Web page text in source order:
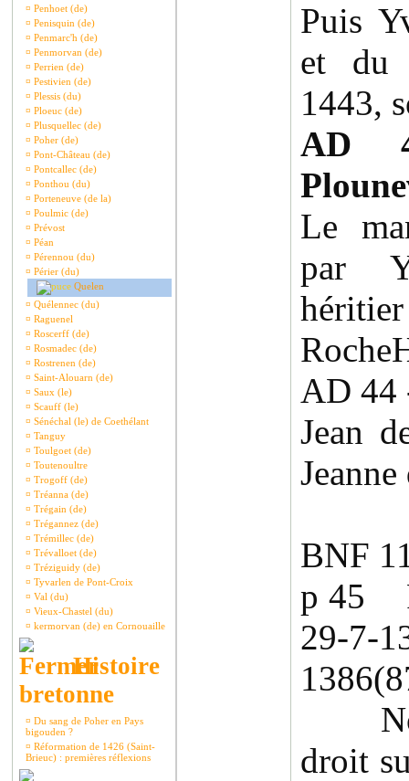
¤ Penhoet (de)
¤ Penisquin (de)
¤ Penmarc'h (de)
¤ Penmorvan (de)
¤ Perrien (de)
¤ Pestivien (de)
¤ Plessis (du)
¤ Ploeuc (de)
¤ Plusquellec (de)
¤ Poher (de)
¤ Pont-Château (de)
¤ Pontcallec (de)
¤ Ponthou (du)
¤ Porteneuve (de la)
¤ Poulmic (de)
¤ Prévost
¤ Péan
¤ Pérennou (du)
¤ Périer (du)
Quelen
¤ Quélennec (du)
¤ Raguenel
¤ Roscerff (de)
¤ Rosmadec (de)
¤ Rostrenen (de)
¤ Saint-Alouarn (de)
¤ Saux (le)
¤ Scauff (le)
¤ Sénéchal (le) de Coethélant
¤ Tanguy
¤ Toulgoet (de)
¤ Toutenoultre
¤ Trogoff (de)
¤ Tréanna (de)
¤ Trégain (de)
¤ Trégannez (de)
¤ Trémillec (de)
¤ Trévalloet (de)
¤ Tréziguidy (de)
¤ Tyvarlen de Pont-Croix
¤ Val (du)
¤ Vieux-Chastel (du)
¤ kermorvan (de) en Cornouaille
Histoire
bretonne
¤ Du sang de Poher en Pays
bigouden ?
¤ Réformation de 1426 (Saint-
Brieuc) : premières réflexions
Puis
et du
1443,
AD
Le
par
AD 44
Jean
BNF
p 45
29-
droit